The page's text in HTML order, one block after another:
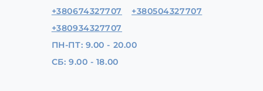
+380674327707
+380504327707
+380934327707
ПН-ПТ: 9.00 - 20.00
СБ: 9.00 - 18.00